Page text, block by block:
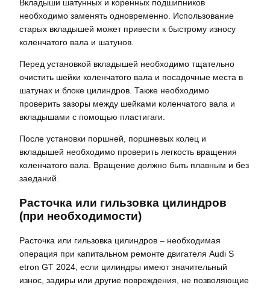
Вкладыши шатунных и коренных подшипников
необходимо заменять одновременно. Использование
старых вкладышей может привести к быстрому износу
коленчатого вала и шатунов.
Перед установкой вкладышей необходимо тщательно
очистить шейки коленчатого вала и посадочные места в
шатунах и блоке цилиндров. Также необходимо
проверить зазоры между шейками коленчатого вала и
вкладышами с помощью пластигаги.
После установки поршней, поршневых колец и
вкладышей необходимо проверить легкость вращения
коленчатого вала. Вращение должно быть плавным и без
заеданий.
Расточка или гильзовка цилиндров
(при необходимости)
Расточка или гильзовка цилиндров – необходимая
операция при капитальном ремонте двигателя Audi S
etron GT 2024, если цилиндры имеют значительный
износ, задиры или другие повреждения, не позволяющие